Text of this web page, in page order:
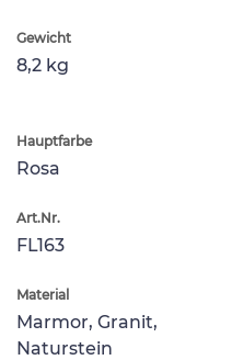
Gewicht
8,2 kg
Hauptfarbe
Rosa
Art.Nr.
FL163
Material
Marmor, Granit,
Naturstein